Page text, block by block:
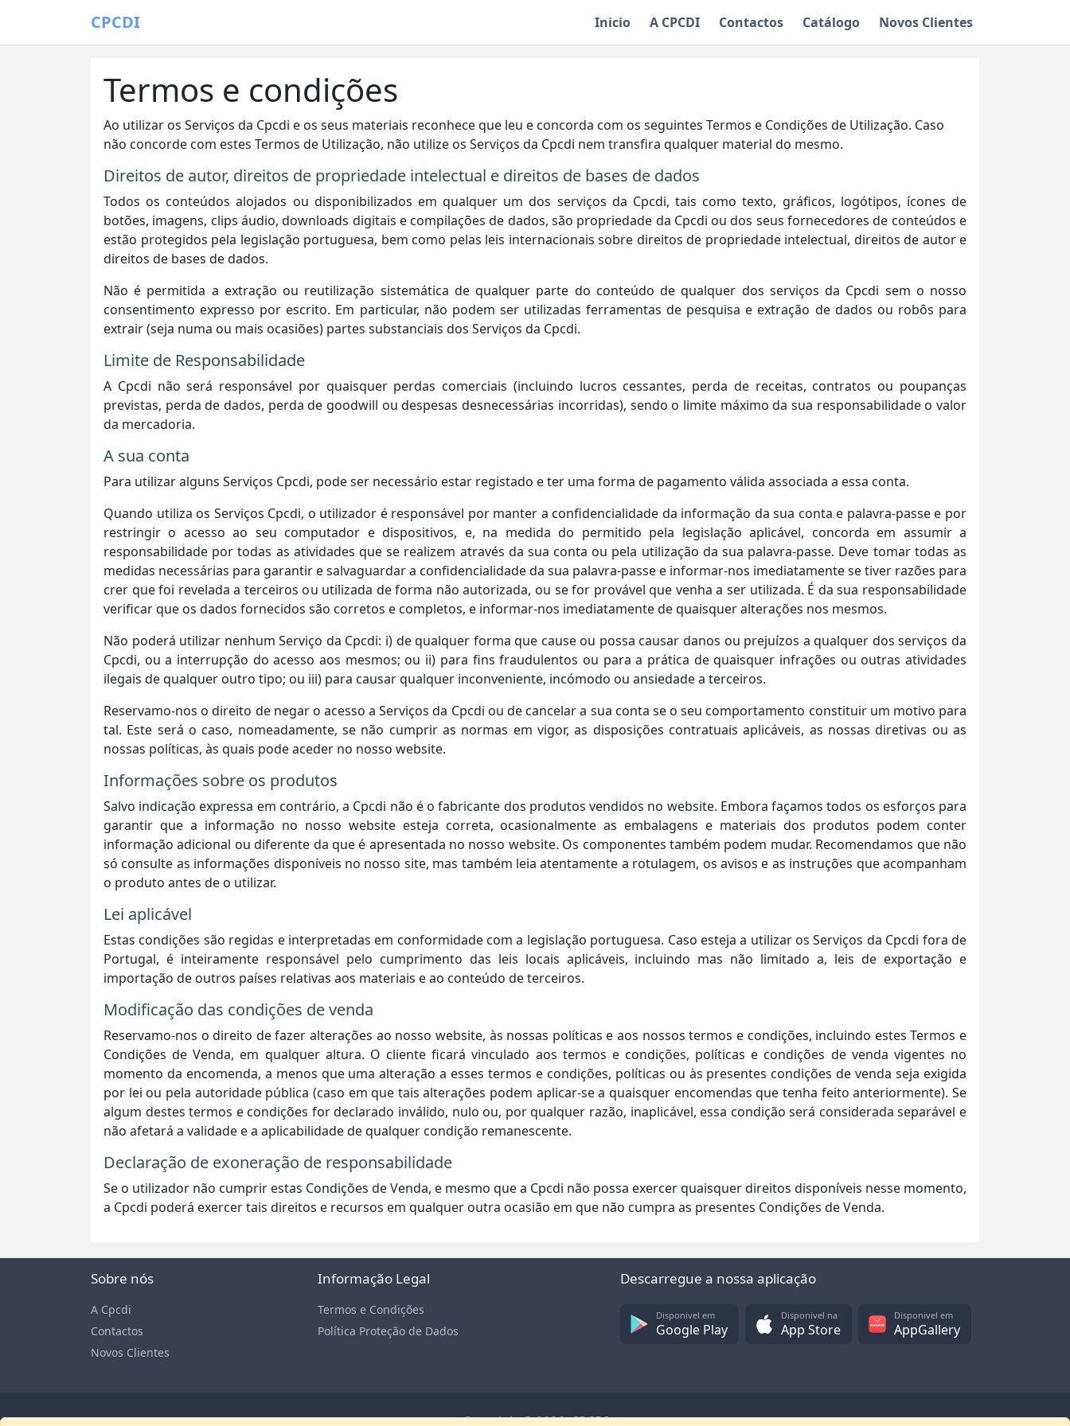
CPCDI Inicio A CPCDI Contactos Catálogo Novos Clientes
Termos e condições
Ao utilizar os Serviços da Cpcdi e os seus materiais reconhece que leu e concorda com os seguintes Termos e Condições de Utilização. Caso
não concorde com estes Termos de Utilização, não utilize os Serviços da Cpcdi nem transfira qualquer material do mesmo.
Direitos de autor, direitos de propriedade intelectual e direitos de bases de dados
Todos os conteúdos alojados ou disponibilizados em qualquer um dos serviços da Cpcdi, tais como texto, gráficos, logótipos, ícones de
botões, imagens, clips áudio, downloads digitais e compilações de dados, são propriedade da Cpcdi ou dos seus fornecedores de conteúdos e
estão protegidos pela legislação portuguesa, bem como pelas leis internacionais sobre direitos de propriedade intelectual, direitos de autor e
direitos de bases de dados.
Não é permitida a extração ou reutilização sistemática de qualquer parte do conteúdo de qualquer dos serviços da Cpcdi sem o nosso
consentimento expresso por escrito. Em particular, não podem ser utilizadas ferramentas de pesquisa e extração de dados ou robôs para
extrair (seja numa ou mais ocasiões) partes substanciais dos Serviços da Cpcdi.
Limite de Responsabilidade
A Cpcdi não será responsável por quaisquer perdas comerciais (incluindo lucros cessantes, perda de receitas, contratos ou poupanças
previstas, perda de dados, perda de goodwill ou despesas desnecessárias incorridas), sendo o limite máximo da sua responsabilidade o valor
da mercadoria.
A sua conta
Para utilizar alguns Serviços Cpcdi, pode ser necessário estar registado e ter uma forma de pagamento válida associada a essa conta.
Quando utiliza os Serviços Cpcdi, o utilizador é responsável por manter a confidencialidade da informação da sua conta e palavra-passe e por
restringir o acesso ao seu computador e dispositivos, e, na medida do permitido pela legislação aplicável, concorda em assumir a
responsabilidade por todas as atividades que se realizem através da sua conta ou pela utilização da sua palavra-passe. Deve tomar todas as
medidas necessárias para garantir e salvaguardar a confidencialidade da sua palavra-passe e informar-nos imediatamente se tiver razões para
crer que foi revelada a terceiros ou utilizada de forma não autorizada, ou se for provável que venha a ser utilizada. É da sua responsabilidade
verificar que os dados fornecidos são corretos e completos, e informar-nos imediatamente de quaisquer alterações nos mesmos.
Não poderá utilizar nenhum Serviço da Cpcdi: i) de qualquer forma que cause ou possa causar danos ou prejuízos a qualquer dos serviços da
Cpcdi, ou a interrupção do acesso aos mesmos; ou ii) para fins fraudulentos ou para a prática de quaisquer infrações ou outras atividades
ilegais de qualquer outro tipo; ou iii) para causar qualquer inconveniente, incómodo ou ansiedade a terceiros.
Reservamo-nos o direito de negar o acesso a Serviços da Cpcdi ou de cancelar a sua conta se o seu comportamento constituir um motivo para
tal. Este será o caso, nomeadamente, se não cumprir as normas em vigor, as disposições contratuais aplicáveis, as nossas diretivas ou as
nossas políticas, às quais pode aceder no nosso website.
Informações sobre os produtos
Salvo indicação expressa em contrário, a Cpcdi não é o fabricante dos produtos vendidos no website. Embora façamos todos os esforços para
garantir que a informação no nosso website esteja correta, ocasionalmente as embalagens e materiais dos produtos podem conter
informação adicional ou diferente da que é apresentada no nosso website. Os componentes também podem mudar. Recomendamos que não
só consulte as informações disponíveis no nosso site, mas também leia atentamente a rotulagem, os avisos e as instruções que acompanham
o produto antes de o utilizar.
Lei aplicável
Estas condições são regidas e interpretadas em conformidade com a legislação portuguesa. Caso esteja a utilizar os Serviços da Cpcdi fora de
Portugal, é inteiramente responsável pelo cumprimento das leis locais aplicáveis, incluindo mas não limitado a, leis de exportação e
importação de outros países relativas aos materiais e ao conteúdo de terceiros.
Modificação das condições de venda
Reservamo-nos o direito de fazer alterações ao nosso website, às nossas políticas e aos nossos termos e condições, incluindo estes Termos e
Condições de Venda, em qualquer altura. O cliente ficará vinculado aos termos e condições, políticas e condições de venda vigentes no
momento da encomenda, a menos que uma alteração a esses termos e condições, políticas ou às presentes condições de venda seja exigida
por lei ou pela autoridade pública (caso em que tais alterações podem aplicar-se a quaisquer encomendas que tenha feito anteriormente). Se
algum destes termos e condições for declarado inválido, nulo ou, por qualquer razão, inaplicável, essa condição será considerada separável e
não afetará a validade e a aplicabilidade de qualquer condição remanescente.
Declaração de exoneração de responsabilidade
Se o utilizador não cumprir estas Condições de Venda, e mesmo que a Cpcdi não possa exercer quaisquer direitos disponíveis nesse momento,
a Cpcdi poderá exercer tais direitos e recursos em qualquer outra ocasião em que não cumpra as presentes Condições de Venda.
Sobre nós
A Cpcdi
Contactos
Novos Clientes
Informação Legal
Termos e Condições
Política Proteção de Dados
Descarregue a nossa aplicação
Disponivel em
Google Play
Disponivel na
App Store
Disponivel em
AppGallery
Copyright© 2026, CPCDI